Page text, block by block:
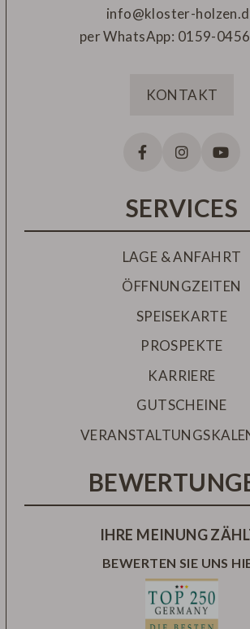
info@kloster-
per WhatsApp: 0159-
KONTAKT
SERVICES
LAGE & ANFAHRT
ÖFFNUNGZEITEN
SPEISEKARTE
PROSPEKTE
KARRIERE
GUTSCHEINE
IHRE MEINUNG
BEWERTEN SIE UNS